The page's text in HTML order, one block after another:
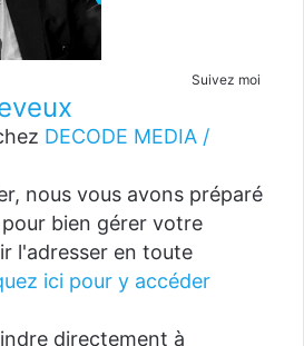
Suivez moi
DECODE MEDIA /
nous vous avons préparé
bien gérer votre
l'adresser en toute
ici pour y accéder
directement à